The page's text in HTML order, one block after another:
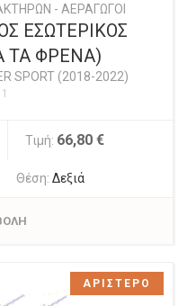
- ΑΕΡΑΓΩΓΟΙ
ΕΣΩΤΕΡΙΚΟΣ
ΤΑ ΦΡΕΝΑ)
SPORT (2018-2022)
Τιμή: 66,80 €
Θέση:Δεξιά
ΑΡΙΣΤΕΡΟ